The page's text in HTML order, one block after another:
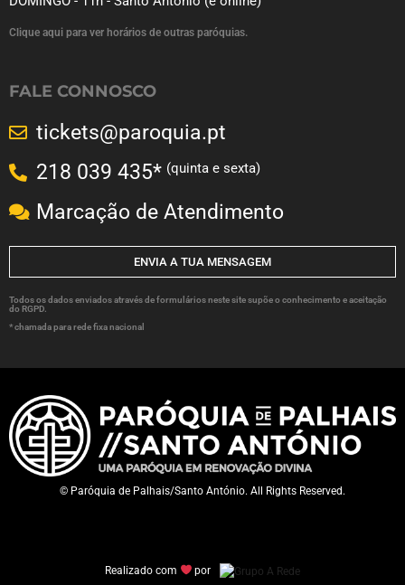
Clique aqui para ver horários de outras paróquias.
FALE CONNOSCO
tickets@paroquia.pt
218 039 435* (quinta e sexta)
Marcação de Atendimento
ENVIA A TUA MENSAGEM
Todos os dados enviados através de formulários neste site supõe o conhecimento e aceitação
do RGPD.
* chamada para rede fixa nacional
© Paróquia de Palhais/Santo António. All Rights Reserved.
Realizado com por